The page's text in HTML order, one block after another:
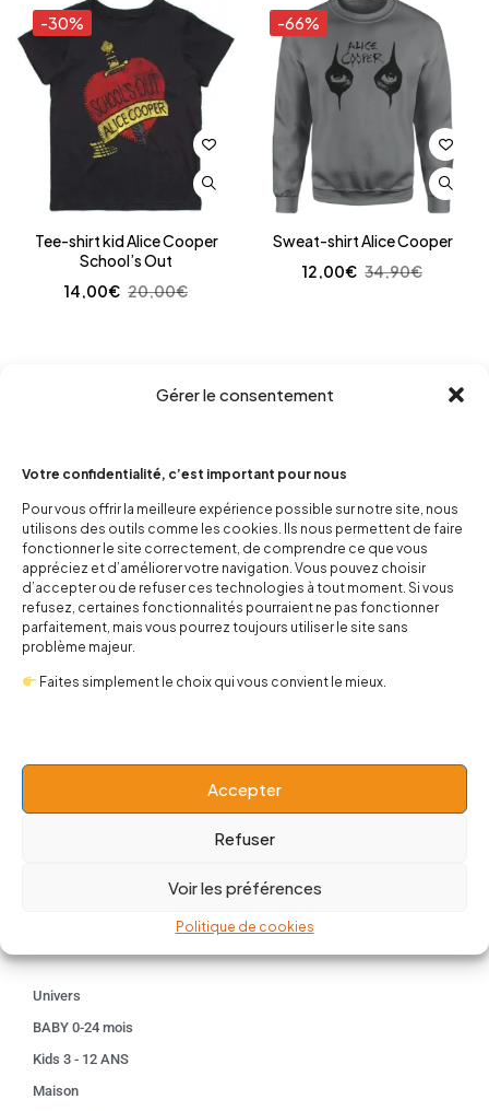
Gérer le consentement
Votre confidentialité, c’est important pour nous
Pour vous offrir la meilleure expérience possible sur notre site, nous
utilisons des outils comme les cookies. Ils nous permettent de faire
fonctionner le site correctement, de comprendre ce que vous
appréciez et d’améliorer votre navigation. Vous pouvez choisir
d’accepter ou de refuser ces technologies à tout moment. Si vous
refusez, certaines fonctionnalités pourraient ne pas fonctionner
parfaitement, mais vous pourrez toujours utiliser le site sans
problème majeur.
Faites simplement le choix qui vous convient le mieux.
Accepter
Refuser
Voir les préférences
Politique de cookies
-30%
Tee-shirt kid Alice Cooper
School’s Out
20,00€
14,00€
-66%
Sweat-shirt Alice Cooper
34,90€
12,00€
Univers
BABY 0-24 mois
Kids 3 - 12 ANS
Maison